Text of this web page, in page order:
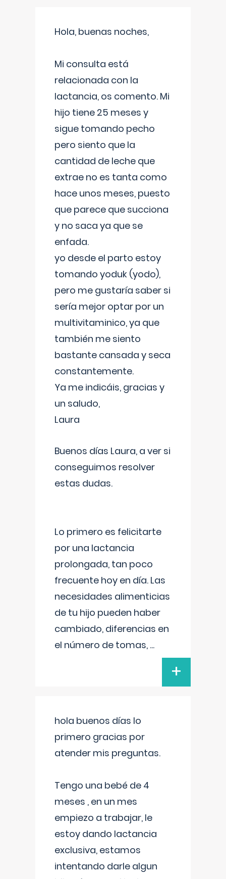
Hola, buenas noches,
Mi consulta está
relacionada con la
lactancia, os comento. Mi
hijo tiene 25 meses y
sigue tomando pecho
pero siento que la
cantidad de leche que
extrae no es tanta como
hace unos meses, puesto
que parece que succiona
y no saca ya que se
enfada.
yo desde el parto estoy
tomando yoduk (yodo),
pero me gustaría saber si
sería mejor optar por un
multivitaminico, ya que
también me siento
bastante cansada y seca
constantemente.
Ya me indicáis, gracias y
un saludo,
Laura
Buenos días Laura, a ver si
conseguimos resolver
estas dudas.
Lo primero es felicitarte
por una lactancia
prolongada, tan poco
frecuente hoy en día. Las
necesidades alimenticias
de tu hijo pueden haber
cambiado, diferencias en
el número de tomas, ...
+
hola buenos días lo
primero gracias por
atender mis preguntas.
Tengo una bebé de 4
meses , en un mes
empiezo a trabajar, le
estoy dando lactancia
exclusiva, estamos
intentando darle algun